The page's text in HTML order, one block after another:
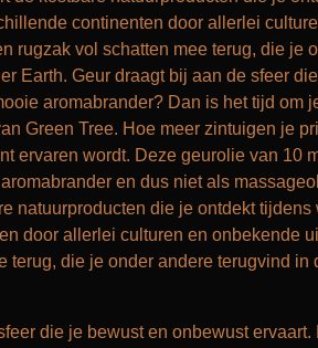
continenten door allerlei
rugzak vol schatten mee terug, die je
Earth. Geur draagt bij aan de sfeer
aromabrander? Dan is het tijd om
Green Tree. Hoe meer zintuigen je
ervaren wordt. Deze geurolie van 10
en dus niet als
natuurproducten die je ontdekt
door allerlei culturen en onbekende
terug, die je onder andere terugvind in
die je bewust en onbewust